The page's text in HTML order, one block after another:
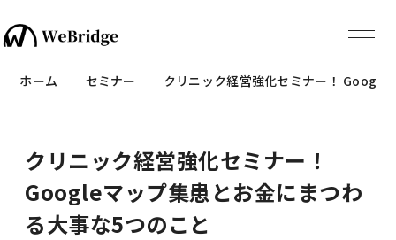
ホーム セミナー クリニック経営強化セミナー！ Google
クリニック経営強化セミナー！
Googleマップ集患とお金にまつわ
る大事な5つのこと